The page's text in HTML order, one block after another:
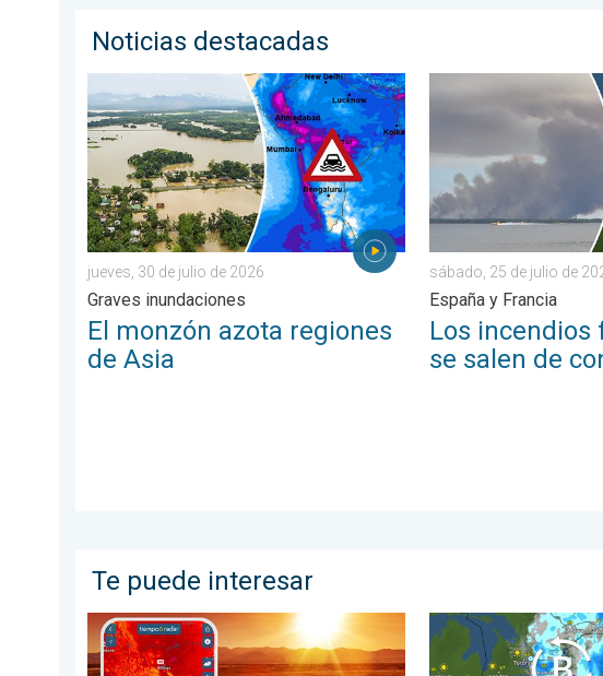
Noticias destacadas
El monzón azota regiones de Asia. Graves inundaciones. . .
jueves, 30 de julio de 2026
Graves inundaciones
El monzón azota regiones
de Asia
Los incendios
sábado, 25 de julio de
España y Francia
Los incendios
se salen de
Te puede interesar
Agosto empieza con un calor abrasador. Previa del fin de
Lluvias intensas en el